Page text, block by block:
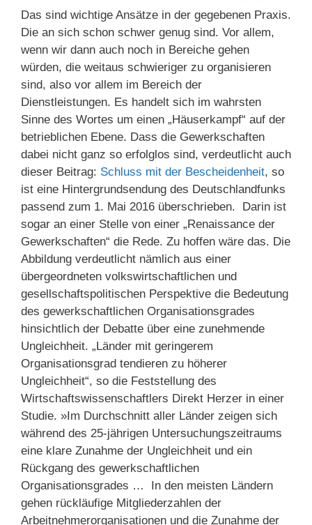
Das sind wichtige Ansätze in der gegebenen Praxis.
Die an sich schon schwer genug sind. Vor allem,
wenn wir dann auch noch in Bereiche gehen
würden, die weitaus schwieriger zu organisieren
sind, also vor allem im Bereich der
Dienstleistungen. Es handelt sich im wahrsten
Sinne des Wortes um einen „Häuserkampf“ auf der
betrieblichen Ebene. Dass die Gewerkschaften
dabei nicht ganz so erfolglos sind, verdeutlicht auch
dieser Beitrag: Schluss mit der Bescheidenheit, so
ist eine Hintergrundsendung des Deutschlandfunks
passend zum 1. Mai 2016 überschrieben. Darin ist
sogar an einer Stelle von einer „Renaissance der
Gewerkschaften“ die Rede. Zu hoffen wäre das. Die
Abbildung verdeutlicht nämlich aus einer
übergeordneten volkswirtschaftlichen und
gesellschaftspolitischen Perspektive die Bedeutung
des gewerkschaftlichen Organisationsgrades
hinsichtlich der Debatte über eine zunehmende
Ungleichheit. „Länder mit geringerem
Organisationsgrad tendieren zu höherer
Ungleichheit“, so die Feststellung des
Wirtschaftswissenschaftlers Direkt Herzer in einer
Studie. »Im Durchschnitt aller Länder zeigen sich
während des 25-jährigen Untersuchungszeitraums
eine klare Zunahme der Ungleichheit und ein
Rückgang des gewerkschaftlichen
Organisationsgrades … In den meisten Ländern
gehen rückläufige Mitgliederzahlen der
Arbeitnehmerorganisationen und die Zunahme der